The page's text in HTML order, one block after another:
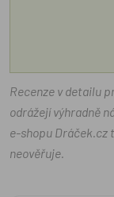
Recenze v detailu
odrážejí výhradně
e-shopu Dráček.cz
neověřuje.